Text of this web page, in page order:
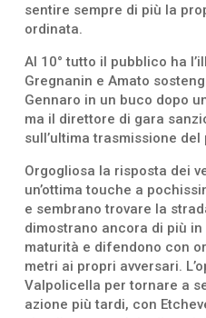
sentire sempre di più la
ordinata.
Al 10° tutto il pubblico ha
Gregnanin e Amato
Gennaro in un buco dopo
ma il direttore di gara
sull’ultima trasmissione del
Orgogliosa la risposta dei
un’ottima touche a
e sembrano trovare la
dimostrano ancora di più
maturità e difendono con
metri ai propri avversari.
Valpolicella per tornare a
azione più tardi, con